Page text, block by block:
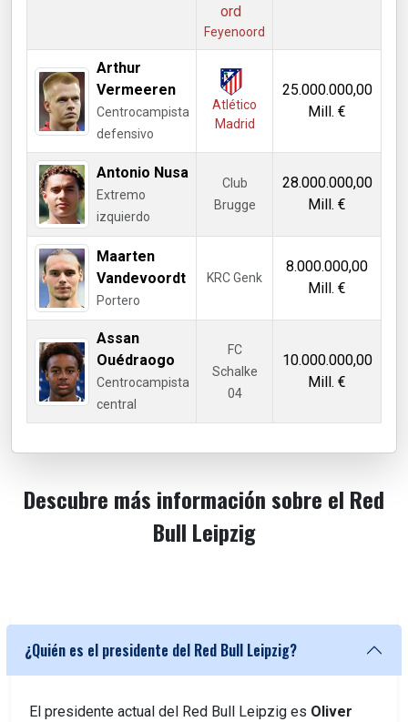
Feyenoord
Arthur
Vermeeren
Centrocampista
defensivo
Atlético
Madrid
25.000.000,00
Mill. €
Antonio Nusa
Extremo
izquierdo
Club
Brugge
28.000.000,00
Mill. €
Maarten
Vandevoordt
Portero
KRC Genk
8.000.000,00
Mill. €
Assan
Ouédraogo
Centrocampista
central
FC
Schalke
04
10.000.000,00
Mill. €
Descubre más información sobre el Red
Bull Leipzig
¿Quién es el presidente del Red Bull Leipzig?
El presidente actual del Red Bull Leipzig es Oliver